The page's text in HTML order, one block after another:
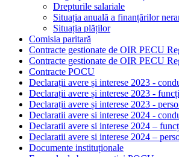
Drepturile salariale
Situația anuală a finanțărilor
Situația plăților
Comisia paritară
Contracte gestionate de OIR PECU
Contracte gestionate de OIR PECU
Contracte POCU
Declarații avere și interese 2023 -
Declarații avere și interese 2023 -
Declarații avere și interese 2023 -
Declaratii avere si interese 2024 -
Declaratii avere si interese 2024 –
Declaratii avere si interese 2024 –
Documente instituționale